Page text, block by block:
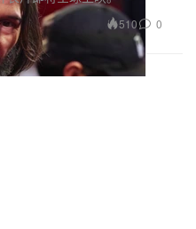
510 0